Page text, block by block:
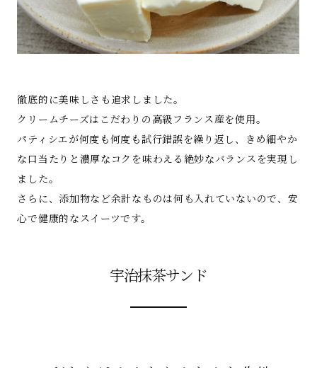
徹底的に美味しさも追求しました。
クリームチーズはこだわりの高級フランス産を使用。
パティシエが何度も何度も試行錯誤を繰り返し、きめ細やか
な口当たりと濃厚なコクを味わえる絶妙なバランスを実現し
ました。
さらに、添加物など余計なものは何も入れていないので、安
心で健康的なスイーツです。
宇治抹茶サンド